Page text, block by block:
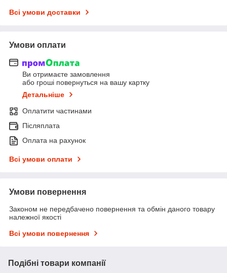
Всі умови доставки
Умови оплати
Ви отримаєте замовлення
або гроші повернуться на вашу картку
Детальніше
Оплатити частинами
Післяплата
Оплата на рахунок
Всі умови оплати
Умови повернення
Законом не передбачено повернення та обмін даного товару
належної якості
Всі умови повернення
Подібні товари компанії